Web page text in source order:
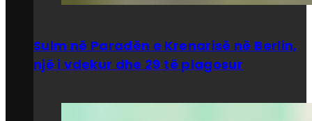
Sulm në Paradën e Krenarisë në Berlin,
një i vdekur dhe 29 të plagosur